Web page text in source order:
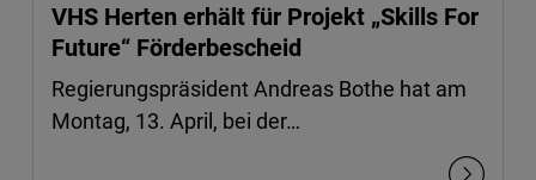
VHS Herten erhält für Projekt „Skills For
Future“ Förderbescheid
Regierungspräsident Andreas Bothe hat am
Montag, 13. April, bei der…